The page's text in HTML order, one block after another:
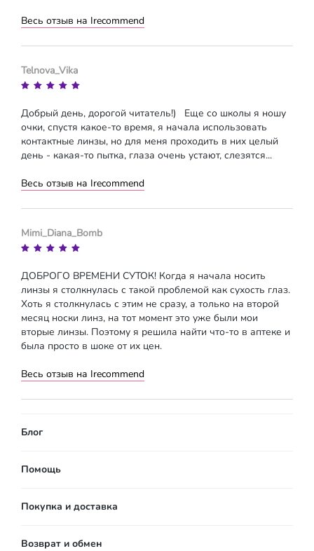
Весь отзыв на Irecommend
Telnova_Vika
Добрый день, дорогой читатель!) Еще со школы я ношу
очки, спустя какое-то время, я начала использовать
контактные линзы, но для меня проходить в них целый
день - какая-то пытка, глаза очень устают, слезятся...
Весь отзыв на Irecommend
Mimi_Diana_Bomb
ДОБРОГО ВРЕМЕНИ СУТОК! Когда я начала носить
линзы я столкнулась с такой проблемой как сухость глаз.
Хоть я столкнулась с этим не сразу, а только на второй
месяц носки линз, на тот момент это уже были мои
вторые линзы. Поэтому я решила найти что-то в аптеке и
была просто в шоке от их цен.
Весь отзыв на Irecommend
Блог
Помощь
Покупка и доставка
Возврат и обмен